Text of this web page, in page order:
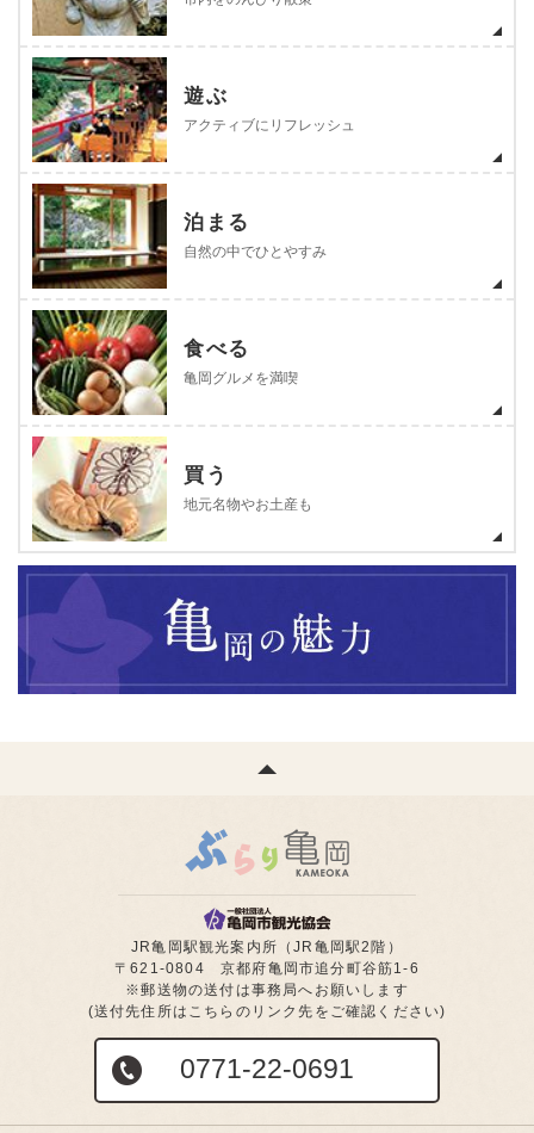
遊ぶ
アクティブにリフレッシュ
泊まる
自然の中でひとやすみ
食べる
亀岡グルメを満喫
買う
地元名物やお土産も
JR亀岡駅観光案内所（JR亀岡駅2階）
〒621-0804 京都府亀岡市追分町谷筋1-6
※郵送物の送付は事務局へお願いします
(送付先住所はこちらのリンク先をご確認ください)
0771-22-0691